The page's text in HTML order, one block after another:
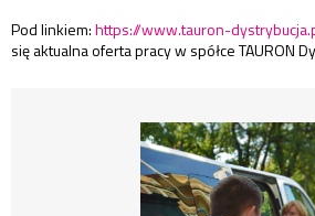
Pod linkiem:https://www.tauron-
się aktualna oferta pracy w spółce TAURON